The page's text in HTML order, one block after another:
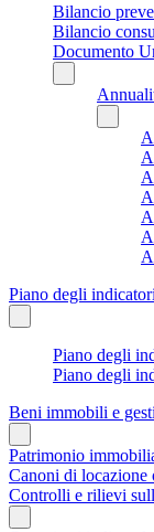
Bilancio
Bilancio
Documento
Piano degli
Piano degli
Piano degli
Beni immobili e
Patrimonio
Canoni di locazione
Controlli e rilievi